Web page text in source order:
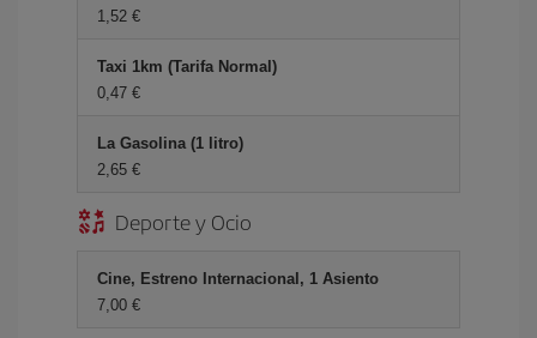
1,52 €
Taxi 1km (Tarifa Normal)
0,47 €
La Gasolina (1 litro)
2,65 €
Deporte y Ocio
Cine, Estreno Internacional, 1 Asiento
7,00 €